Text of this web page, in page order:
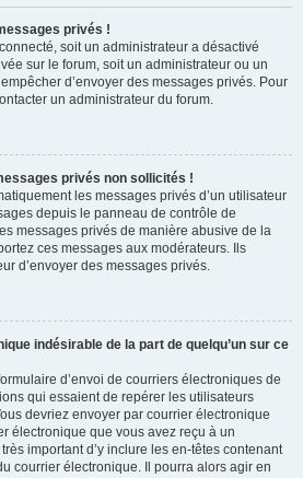
privés !
soit un administrateur a désactivé
sur le forum, soit un administrateur ou un
d’envoyer des messages privés. Pour
un administrateur du forum.
privés non sollicités !
les messages privés d’un utilisateur
depuis le panneau de contrôle de
messages privés de manière abusive de la
ces messages aux modérateurs. Ils
d’envoyer des messages privés.
indésirable de la part de quelqu’un sur ce
d’envoi de courriers électroniques de
qui essaient de repérer les utilisateurs
devriez envoyer par courrier électronique
électronique que vous avez reçu à un
important d’y inclure les en-têtes contenant
courrier électronique. Il pourra alors agir en